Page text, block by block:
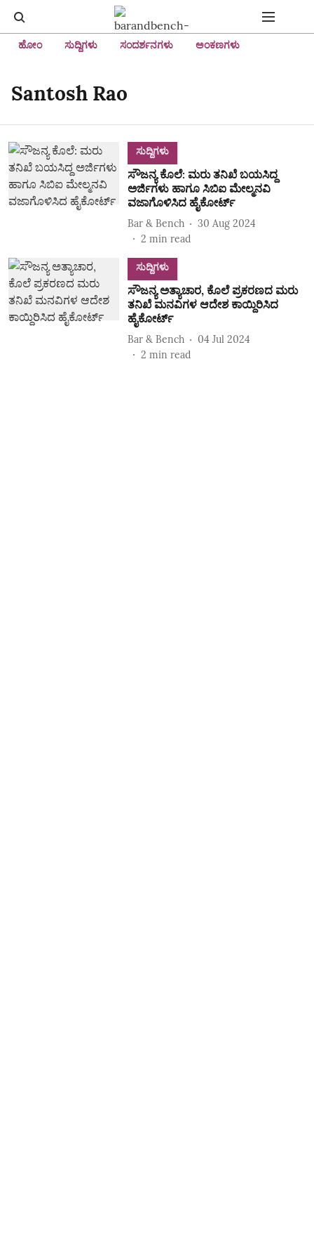
ಹೋಂ ಸುದ್ದಿಗಳು ಸಂದರ್ಶನಗಳು ಅಂಕಣಗಳು
Santosh Rao
ಸುದ್ದಿಗಳು
ಸೌಜನ್ಯ ಕೊಲೆ: ಮರು ತನಿಖೆ ಬಯಸಿದ್ದ
ಅರ್ಜಿಗಳು ಹಾಗೂ ಸಿಬಿಐ ಮೇಲ್ಮನವಿ
ವಜಾಗೊಳಿಸಿದ ಹೈಕೋರ್ಟ್‌
Bar & Bench
30 Aug 2024
2 min read
ಸುದ್ದಿಗಳು
ಸೌಜನ್ಯ ಅತ್ಯಾಚಾರ, ಕೊಲೆ ಪ್ರಕರಣದ ಮರು
ತನಿಖೆ ಮನವಿಗಳ ಆದೇಶ ಕಾಯ್ದಿರಿಸಿದ
ಹೈಕೋರ್ಟ್‌
Bar & Bench
04 Jul 2024
2 min read